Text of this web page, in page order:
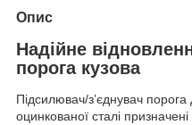
Опис
Надійне
порога кузова
Підсилювач/зʼєднувач
оцинкованої сталі